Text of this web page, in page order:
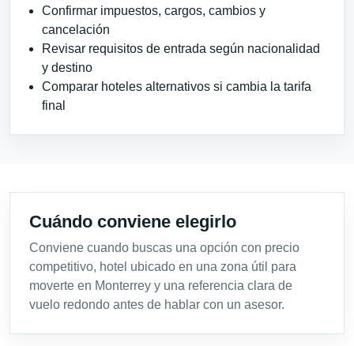
Confirmar impuestos, cargos, cambios y
cancelación
Revisar requisitos de entrada según nacionalidad
y destino
Comparar hoteles alternativos si cambia la tarifa
final
Cuándo conviene elegirlo
Conviene cuando buscas una opción con precio
competitivo, hotel ubicado en una zona útil para
moverte en Monterrey y una referencia clara de
vuelo redondo antes de hablar con un asesor.